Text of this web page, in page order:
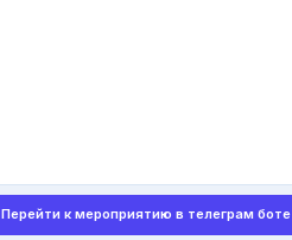
Перейти к мероприятию в телеграм боте